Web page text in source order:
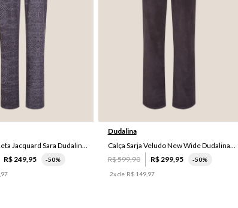
38 40
Calça Sarja Reta Jacquard Sara Dudalina Feminina
R$ 249, 95 -50%
97
46
Dudalina
Calça Sarja Veludo New Wide Dudalina Feminina
R$599,90 R$ 299, 95 -50%
2x de R$ 149, 97